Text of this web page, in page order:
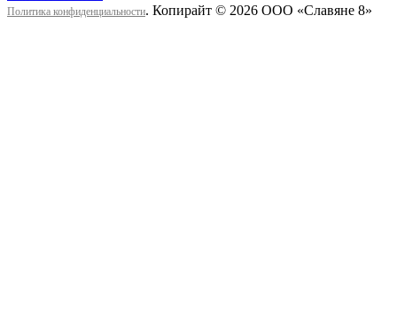
Политика конфиденциальности. Копирайт © 2026 ООО «Cлавяне 8»